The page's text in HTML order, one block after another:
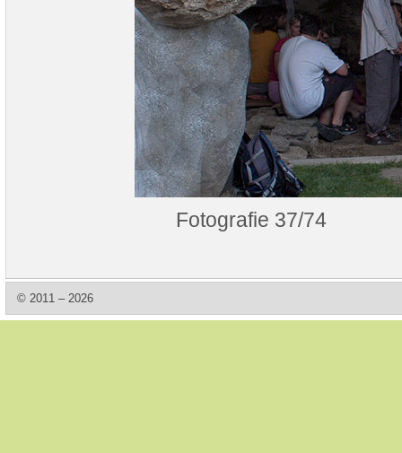
Fotografie 37/74
© 2011 – 2026